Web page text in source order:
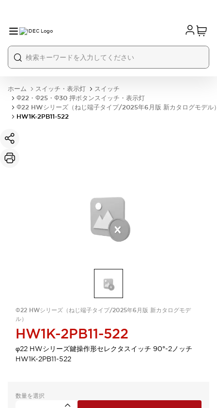
ホーム スイッチ・表示灯
スイッチ
Φ22・Φ25・Φ30 押ボタンスイッチ・表示灯
Φ22 HWシリーズ（ねじ端子タイプ/2025年6月版 新カタログモデル
HW1K-2PB11-522
Φ22 HWシリーズ（ねじ端子タイプ/2025年6月版 新カタログモデ
ル）
HW1K-2PB11-522
φ22 HWシリーズ鍵操作形セレクタスイッチ 90°-2ノッチ
HW1K-2PB11-522
数量を選択